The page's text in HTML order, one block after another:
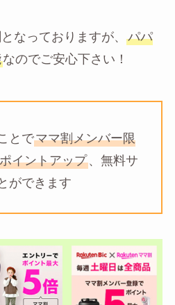
なっておりますが、 パパ
なのでご安心下さい！
とでママ割メンバー限
イントアップ、無料サ
ができます